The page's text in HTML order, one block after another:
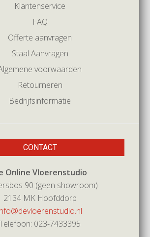
Klantenservice
FAQ
Offerte aanvragen
Staal Aanvragen
voorwaarden
Retourneren
Bedrijfsinformatie
CONTACT
Online Vloerenstudio
90 (geen showroom)
2134 MK Hoofddorp
023-7433395